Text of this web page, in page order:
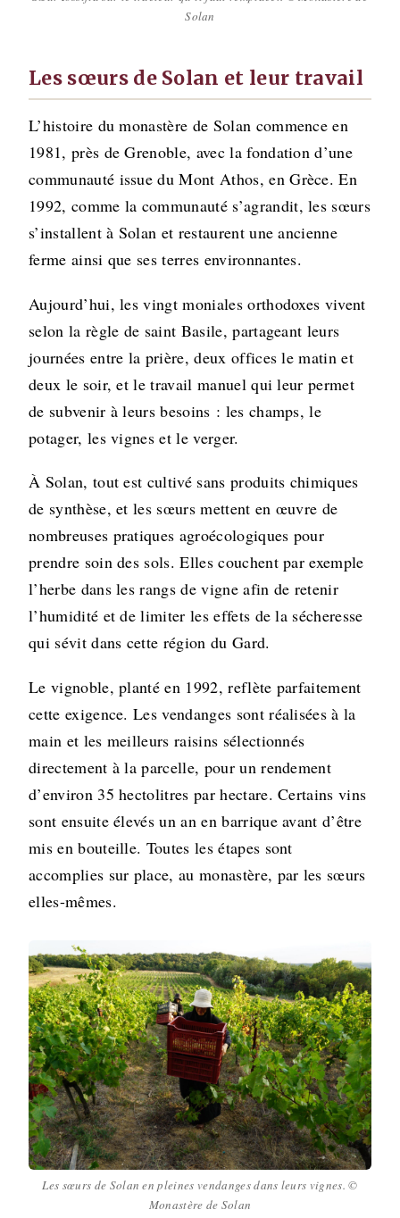
Solan
Les sœurs de Solan et leur travail
L’histoire du monastère de Solan commence en
1981, près de Grenoble, avec la fondation d’une
communauté issue du Mont Athos, en Grèce. En
1992, comme la communauté s’agrandit, les sœurs
s’installent à Solan et restaurent une ancienne
ferme ainsi que ses terres environnantes.
Aujourd’hui, les vingt moniales orthodoxes vivent
selon la règle de saint Basile, partageant leurs
journées entre la prière, deux offices le matin et
deux le soir, et le travail manuel qui leur permet
de subvenir à leurs besoins : les champs, le
potager, les vignes et le verger.
À Solan, tout est cultivé sans produits chimiques
de synthèse, et les sœurs mettent en œuvre de
nombreuses pratiques agroécologiques pour
prendre soin des sols. Elles couchent par exemple
l’herbe dans les rangs de vigne afin de retenir
l’humidité et de limiter les effets de la sécheresse
qui sévit dans cette région du Gard.
Le vignoble, planté en 1992, reflète parfaitement
cette exigence. Les vendanges sont réalisées à la
main et les meilleurs raisins sélectionnés
directement à la parcelle, pour un rendement
d’environ 35 hectolitres par hectare. Certains vins
sont ensuite élevés un an en barrique avant d’être
mis en bouteille. Toutes les étapes sont
accomplies sur place, au monastère, par les sœurs
elles-mêmes.
Les sœurs de Solan en pleines vendanges dans leurs vignes. ©
Monastère de Solan